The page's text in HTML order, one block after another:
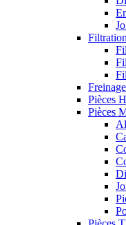
Filtration
Freinage
Pièces
Pièces